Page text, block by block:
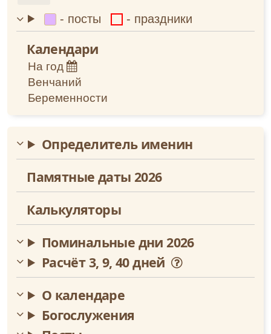
Август
Сентябрь
Октябрь
Декабрь
- посты - праздники
Календари
На год
Венчаний
Беременности
Определитель именин
Памятные даты 2026
Калькуляторы
Поминальные дни 2026
Расчёт 3, 9, 40 дней
О календаре
Богослужения